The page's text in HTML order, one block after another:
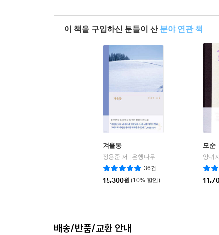
이 책을 구입하신 분들이 산 분야 연관 책
겨울통
정용준 저
은행나무
36건
15,300원 (10% 할인)
모순
양귀
배송/반품/교환 안내